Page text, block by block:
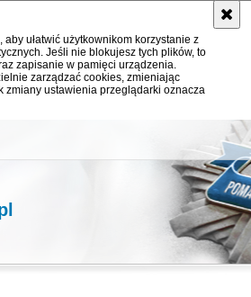
ułatwić użytkownikom korzystanie z
Jeśli nie blokujesz tych plików, to
zapisanie w pamięci urządzenia.
zarządzać cookies, zmieniając
zmiany ustawienia przeglądarki oznacza